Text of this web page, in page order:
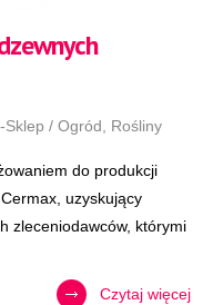
Sklep / Ogród, Rośliny
do produkcji
uzyskujący
zleceniodawców, którymi
Czytaj więcej